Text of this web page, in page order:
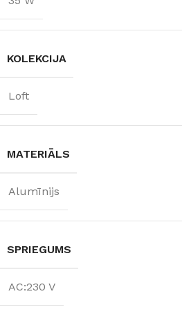
KOLEKCIJA
Loft
MATERIĀLS
Alumīnijs
SPRIEGUMS
AC:230 V